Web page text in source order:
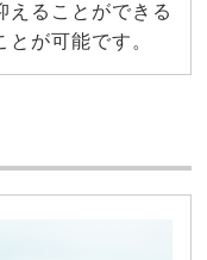
えることができる
が可能です。